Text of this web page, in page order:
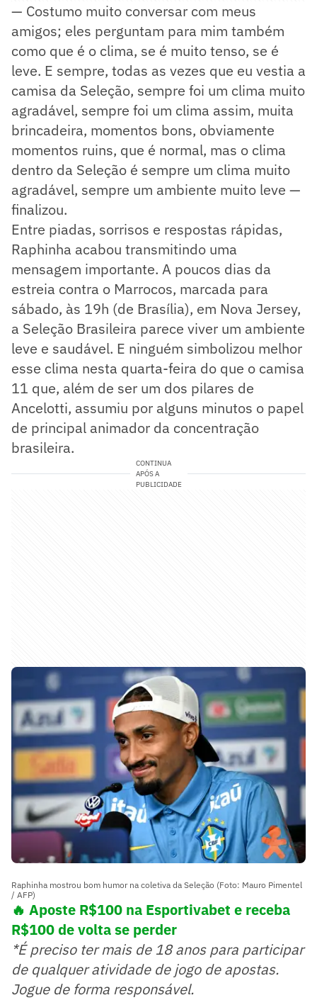
— Costumo muito conversar com meus
amigos; eles perguntam para mim também
como que é o clima, se é muito tenso, se é
leve. E sempre, todas as vezes que eu vestia a
camisa da Seleção, sempre foi um clima muito
agradável, sempre foi um clima assim, muita
brincadeira, momentos bons, obviamente
momentos ruins, que é normal, mas o clima
dentro da Seleção é sempre um clima muito
agradável, sempre um ambiente muito leve —
finalizou.
Entre piadas, sorrisos e respostas rápidas,
Raphinha acabou transmitindo uma
mensagem importante. A poucos dias da
estreia contra o Marrocos, marcada para
sábado, às 19h (de Brasília), em Nova Jersey,
a Seleção Brasileira parece viver um ambiente
leve e saudável. E ninguém simbolizou melhor
esse clima nesta quarta-feira do que o camisa
11 que, além de ser um dos pilares de
Ancelotti, assumiu por alguns minutos o papel
de principal animador da concentração
brasileira.
CONTINUA
APÓS A
PUBLICIDADE
Raphinha mostrou bom humor na coletiva da Seleção (Foto: Mauro Pimentel
/ AFP)
🔥 Aposte R$100 na Esportivabet e receba
R$100 de volta se perder
*É preciso ter mais de 18 anos para participar
de qualquer atividade de jogo de apostas.
Jogue de forma responsável.